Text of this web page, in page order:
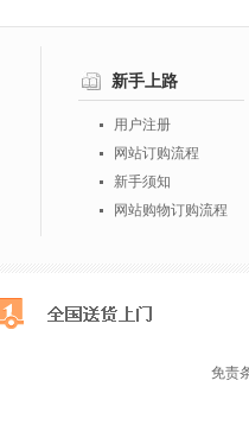
新手上路
用户注册
网站订购流程
新手须知
网站购物订购流程
免责